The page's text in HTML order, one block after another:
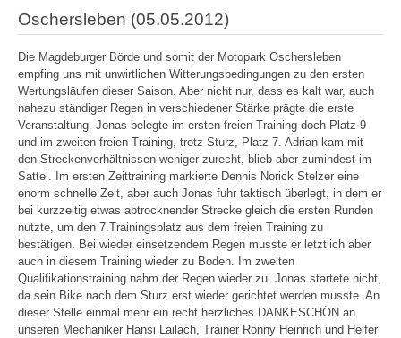
Oschersleben (05.05.2012)
Die Magdeburger Börde und somit der Motopark Oschersleben
empfing uns mit unwirtlichen Witterungsbedingungen zu den ersten
Wertungsläufen dieser Saison. Aber nicht nur, dass es kalt war, auch
nahezu ständiger Regen in verschiedener Stärke prägte die erste
Veranstaltung. Jonas belegte im ersten freien Training doch Platz 9
und im zweiten freien Training, trotz Sturz, Platz 7. Adrian kam mit
den Streckenverhältnissen weniger zurecht, blieb aber zumindest im
Sattel. Im ersten Zeittraining markierte Dennis Norick Stelzer eine
enorm schnelle Zeit, aber auch Jonas fuhr taktisch überlegt, in dem er
bei kurzzeitig etwas abtrocknender Strecke gleich die ersten Runden
nutzte, um den 7.Trainingsplatz aus dem freien Training zu
bestätigen. Bei wieder einsetzendem Regen musste er letztlich aber
auch in diesem Training wieder zu Boden. Im zweiten
Qualifikationstraining nahm der Regen wieder zu. Jonas startete nicht,
da sein Bike nach dem Sturz erst wieder gerichtet werden musste. An
dieser Stelle einmal mehr ein recht herzliches DANKESCHÖN an
unseren Mechaniker Hansi Lailach, Trainer Ronny Heinrich und Helfer